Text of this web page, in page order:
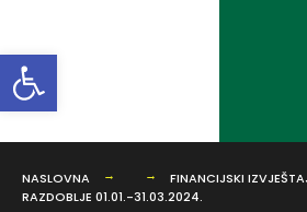
NASLOVNA
FINANCIJSKI
RAZDOBLJE 01.01.-31.03.2024.
Open toolbar